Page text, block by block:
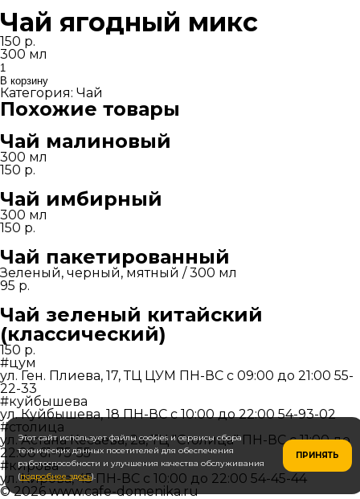
Чай ягодный микс
150 р.
300 мл
Количество
товара
Чай
ягодный
микс
В корзину
Категория: Чай
Похожие товары
Чай малиновый
300 мл
150 р.
Чай имбирный
300 мл
150 р.
Чай пакетированный
Зеленый, черный, мятный / 300 мл
95 р.
Чай зеленый китайский
(классический)
150 р.
#цум
ул. Ген. Плиева, 17, ТЦ ЦУМ ПН-ВС c 09:00 до 21:00 55-
22-33
#куйбышева
ул. Куйбышева, 18ПН-ВС c 10:00 до 22:0054-93-02
#столица
ул. Астана Кесаева, 2а, ТЦ "Столица"ПН-ВС c 11:00 до
22:0061-75-55
#кирова
ул. Кирова, 45ПН-ВС c 10:00 до 22:00 54-45-44
© 2026 www.cafe-domenika.ru
Этот сайт использует файлы cookies и сервисы сбора
технических данных посетителей для обеспечения
работоспособности и улучшения качества обслуживания
(подробнее здесь).
ПРИНЯТЬ